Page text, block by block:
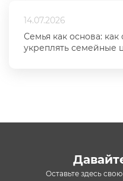
14.07.2026
Семья как основа:
укреплять семейные
Оставьте здесь